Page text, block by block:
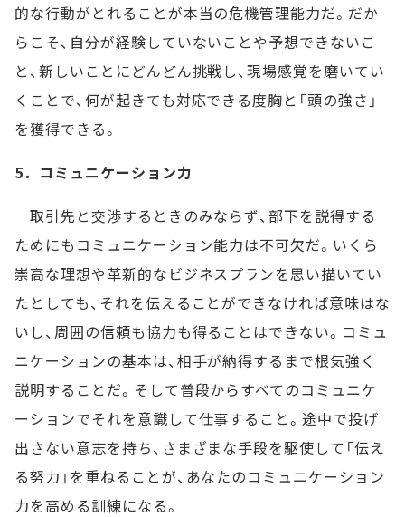
的な行動がとれることが本当の危機管理能力だ。だか
らこそ、自分が経験していないことや予想できないこ
と、新しいことにどんどん挑戦し、現場感覚を磨いてい
くことで、何が起きても対応できる度胸と「頭の強さ」
を獲得できる。
5．コミュニケーション力
取引先と交渉するときのみならず、部下を説得する
ためにもコミュニケーション能力は不可欠だ。いくら
崇高な理想や革新的なビジネスプランを思い描いてい
たとしても、それを伝えることができなければ意味はな
いし、周囲の信頼も協力も得ることはできない。コミュ
ニケーションの基本は、相手が納得するまで根気強く
説明することだ。そして普段からすべてのコミュニケ
ーションでそれを意識して仕事すること。途中で投げ
出さない意志を持ち、さまざまな手段を駆使して「伝え
る努力」を重ねることが、あなたのコミュニケーション
力を高める訓練になる。